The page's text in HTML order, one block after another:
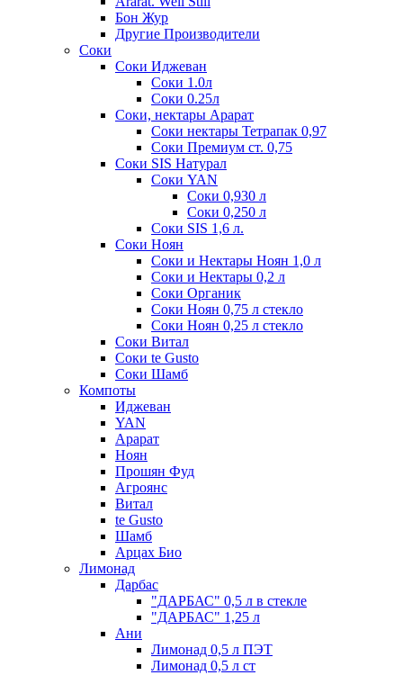
Бон Жур
Другие Производители
Соки
Соки Иджеван
Соки 1.0л
Соки 0.25л
Соки, нектары Арарат
Соки нектары Тетрапак 0,97
Соки Премиум ст. 0,75
Соки SIS Натурал
Соки YAN
Соки 0,930 л
Соки 0,250 л
Соки SIS 1,6 л.
Соки Ноян
Соки и Нектары Ноян 1,0 л
Соки и Нектары 0,2 л
Соки Органик
Соки Ноян 0,75 л стекло
Соки Ноян 0,25 л стекло
Соки Витал
Соки te Gusto
Соки Шамб
Компоты
Иджеван
YAN
Арарат
Ноян
Прошян Фуд
Агроянс
Витал
te Gusto
Шамб
Арцах Био
Лимонад
Дарбас
"ДАРБАС" 0,5 л в стекле
"ДАРБАС" 1,25 л
Ани
Лимонад 0,5 л ПЭТ
Лимонад 0,5 л ст